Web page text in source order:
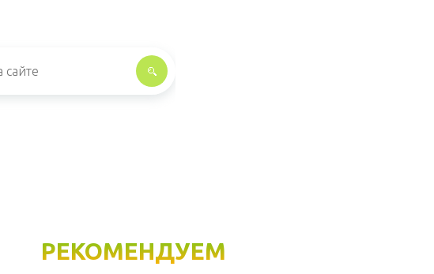
РЕКОМЕНДУЕМ